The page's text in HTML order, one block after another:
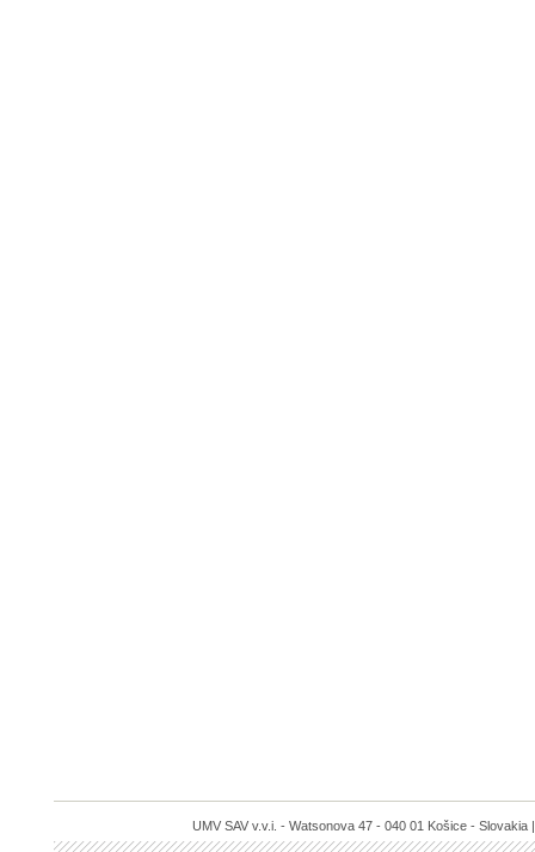
UMV SAV v.v.i. - Watsonova 47 - 040 01 Košice -